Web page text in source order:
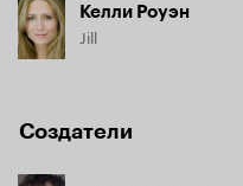
Келли Роуэн
Jill
Создатели